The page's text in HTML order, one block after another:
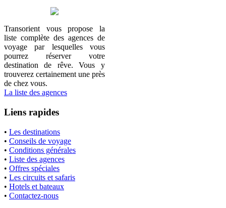
Transorient vous propose la
liste complète des agences de
voyage par lesquelles vous
pourrez réserver votre
destination de rêve. Vous y
trouverez certainement une près
de chez vous.
La liste des agences
Liens rapides
• Les destinations
• Conseils de voyage
• Conditions générales
• Liste des agences
• Offres spéciales
• Les circuits et safaris
• Hotels et bateaux
• Contactez-nous